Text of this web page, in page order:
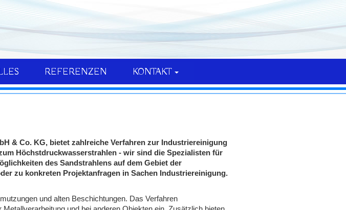
REFERENZEN KONTAKT
& Co. KG, bietet zahlreiche Verfahren zur Industriereinigung
Höchstdruckwasserstrahlen - wir sind die Spezialisten für
des Sandstrahlens auf dem Gebiet der
zu konkreten Projektanfragen in Sachen Industriereinigung.
und alten Beschichtungen. Das Verfahren